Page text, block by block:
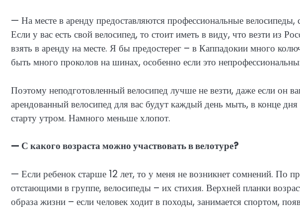
— На месте в аренду предоставляются профессиональные
Если у вас есть свой велосипед, то стоит иметь в виду, что везти из
взять в аренду на месте. Я бы предостерег – в Каппадокии много
быть много проколов на шинах, особенно если это
Поэтому неподготовленный велосипед лучше не везти, даже если
арендованный велосипед для вас будут каждый день мыть, в конце дня
старту утром. Намного меньше хлопот.
— С какого возраста можно участвовать в велотуре?
— Если ребенок старше 12 лет, то у меня не возникнет сомнений. По
отстающими в группе, велосипеды – их стихия. Верхней планки
образа жизни – если человек ходит в походы, занимается спортом,